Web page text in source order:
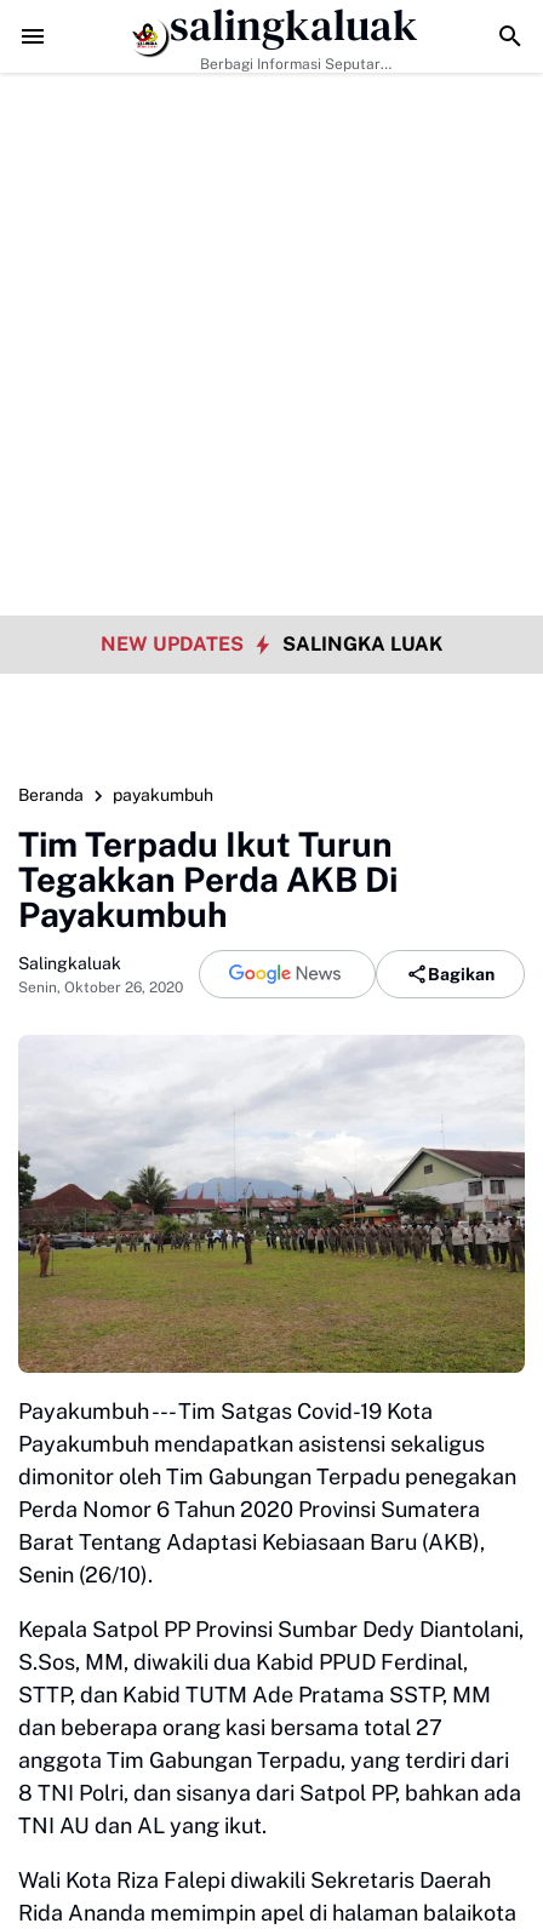
Jalan Dibuka, Rumah Diperbaiki: TMMD 129 Kodim 0306/50
salingkaluak
Berbagi Informasi Seputar
NEW UPDATES SALINGKA LUAK
Beranda payakumbuh
Tim Terpadu Ikut Turun
Tegakkan Perda AKB Di
Payakumbuh
Salingkaluak
Senin, Oktober 26, 2020
Bagikan
Payakumbuh --- Tim Satgas Covid-19 Kota
Payakumbuh mendapatkan asistensi sekaligus
dimonitor oleh Tim Gabungan Terpadu penegakan
Perda Nomor 6 Tahun 2020 Provinsi Sumatera
Barat Tentang Adaptasi Kebiasaan Baru (AKB),
Senin (26/10).
Kepala Satpol PP Provinsi Sumbar Dedy Diantolani,
S.Sos, MM, diwakili dua Kabid PPUD Ferdinal,
STTP, dan Kabid TUTM Ade Pratama SSTP, MM
dan beberapa orang kasi bersama total 27
anggota Tim Gabungan Terpadu, yang terdiri dari
8 TNI Polri, dan sisanya dari Satpol PP, bahkan ada
TNI AU dan AL yang ikut.
Wali Kota Riza Falepi diwakili Sekretaris Daerah
Rida Ananda memimpin apel di halaman balaikota